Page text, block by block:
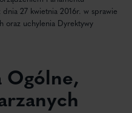
27 kwietnia 2016r. w sprawie
oraz uchylenia Dyrektywy
Ogólne,